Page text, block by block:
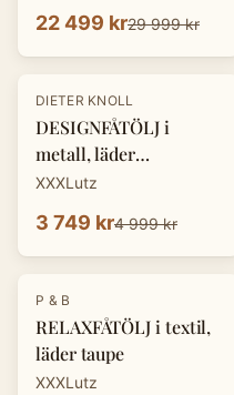
22 499 kr29 999 kr
-25%
DIETER KNOLL
DESIGNFÅTÖLJ i
metall, läder
cognacfärgad
XXXLutz
3 749 kr4 999 kr
P & B
RELAXFÅTÖLJ i textil,
läder taupe
XXXLutz